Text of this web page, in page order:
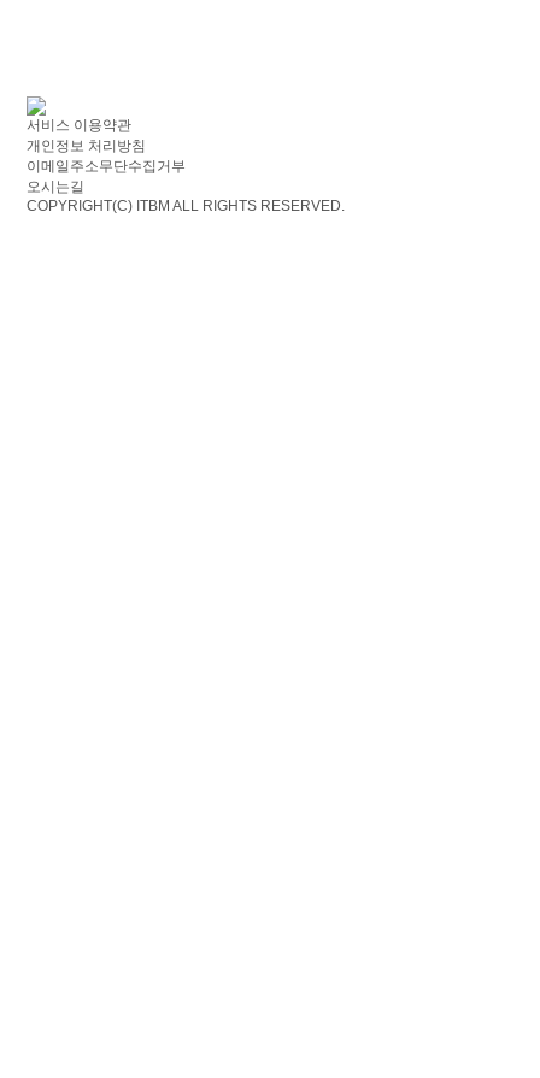
서비스 이용약관
개인정보 처리방침
이메일주소무단수집거부
오시는길
COPYRIGHT(C) ITBM ALL RIGHTS RESERVED.